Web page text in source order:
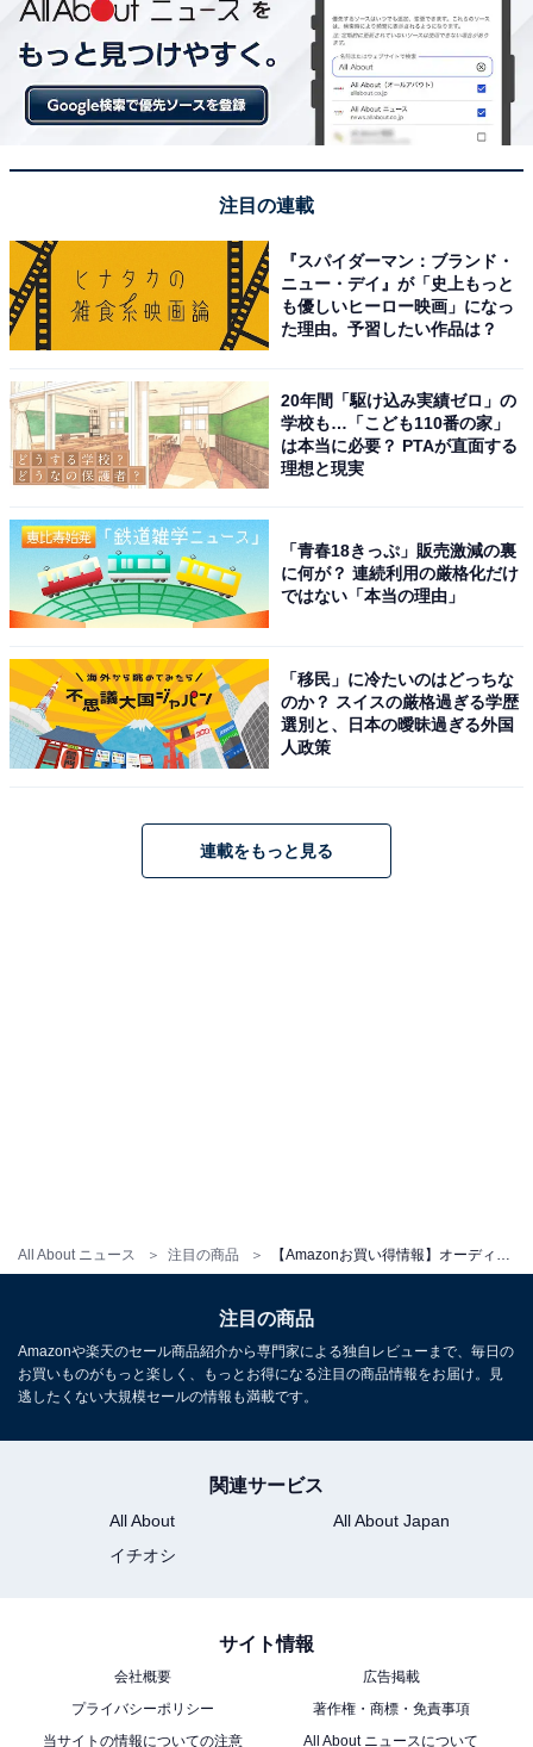
All About ニュース 注目の商品
オーディオテクニカ「ATH-S300BT(E)」
オーディオテクニカ ATH-S300BT(E) ワイヤレスヘッドホ
ン ノイズキャンセリング Bluetooth 5.1 密閉型 【最大約
90時間再生 急速充電 AAC対応 外音とりこみ マルチポイ
ント 低遅延モード】 ブラック
Amazonで見る
オーディオテクニカ「ATH-S220BT」
マルチポイント対応 オンイヤーヘッドホン 薄型 国内正規
品 ATH-S220BT BK ブラック
ホン ヘッドホン Bluetooth 有線 ヘッドフォン
マルチポイント 低遅延モード 最大60時間再生 ハンズフリ
Amazonで見る
オーディオテクニカ ATH-WS330BT KH ヘッドホン
注目の連載
『スパイダーマン：ブランド・
ニュー・デイ』が「史上もっと
も優しいヒーロー映画」になっ
た理由。予習したい作品は？
20年間「駆け込み実績ゼロ」の
学校も…「こども110番の家」
は本当に必要？ PTAが直面する
理想と現実
「青春18きっぷ」販売激減の裏
に何が？ 連続利用の厳格化だけ
ではない「本当の理由」
「移民」に冷たいのはどっちな
のか？ スイスの厳格過ぎる学歴
選別と、日本の曖昧過ぎる外国
人政策
連載をもっと見る
注目の商品
Amazonや楽天のセール商品紹介から専門家による独自レビューまで、毎日の
お買いものがもっと楽しく、もっとお得になる注目の商品情報をお届け。見
逃したくない大規模セールの情報も満載です。
関連サービス
All About
All About Japan
イチオシ
サイト情報
会社概要
広告掲載
プライバシーポリシー
著作権・商標・免責事項
当サイトの情報についての注意
All About ニュースについて